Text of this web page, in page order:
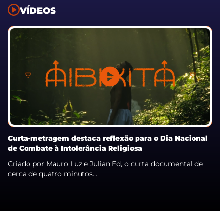
VÍDEOS
Curta-metragem destaca reflexão para o Dia Nacional
de Combate à Intolerância Religiosa
Criado por Mauro Luz e Julian Ed, o curta documental de
cerca de quatro minutos...